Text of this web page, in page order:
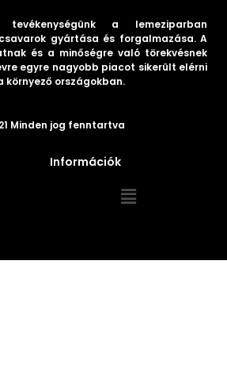
a lemeziparban
gyártása és forgalmazása. A
és a minőségre való törekvésnek
egyre nagyobb piacot sikerült elérni
környező országokban.
Minden jog fenntartva
Információk